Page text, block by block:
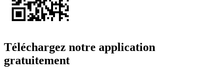
Téléchargez notre application
gratuitement